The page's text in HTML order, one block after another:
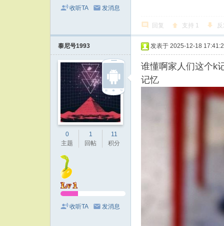
收听TA 发消息
回复 支持 1
泰尼号1993
0
主题
1
回帖
11
积分
收听TA 发消息
发表于 2025-12-18
谁懂啊家人们这个k
记忆